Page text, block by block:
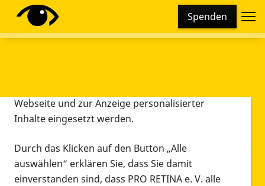
Spenden
Diese Webseite setzt verschiedene Cookies und
Tracking-Tools ein. Dies beinhaltet Cookies und
Webseite und zur Anzeige personalisierter
Inhalte eingesetzt werden.
Durch das Klicken auf den Button „Alle
auswählen“ erklären Sie, dass Sie damit
einverstanden sind, dass PRO RETINA e. V. alle